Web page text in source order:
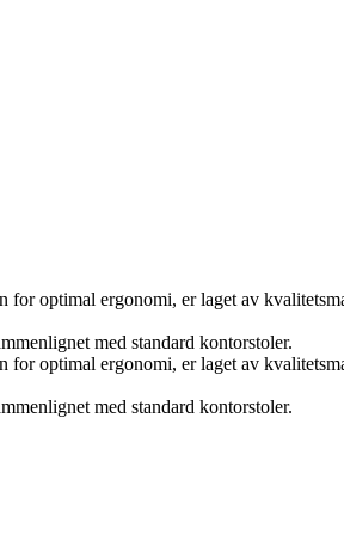
optimal ergonomi, er laget av
med standard kontorstoler.
optimal ergonomi, er laget av
med standard kontorstoler.